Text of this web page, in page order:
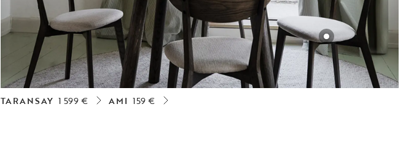
TARANSAY 1 599 € AMI 159 €